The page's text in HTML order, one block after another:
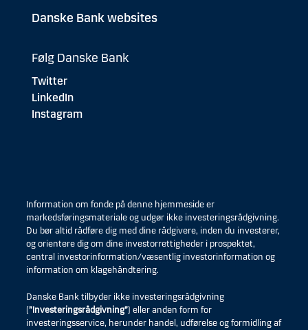
Danske Bank websites
Følg Danske Bank
Twitter
LinkedIn
Instagram
Information om fonde på denne hjemmeside er
markedsføringsmateriale og udgør ikke investeringsrådgivning.
Du bør altid rådføre dig med dine rådgivere, inden du investerer,
og orientere dig om dine investorrettigheder i prospektet,
central investorinformation/væsentlig investorinformation og
information om klagehåndtering.
Danske Bank tilbyder ikke investeringsrådgivning
(”Investeringsrådgivning”) eller anden form for
investeringsservice, herunder handel, udførelse og formidling af